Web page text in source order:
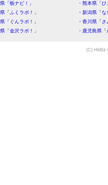
「栃ナビ！」
・熊本県「
「ふくラボ！」
・新潟県「
「ぐんラボ！」
・香川県「
「金沢ラボ！」
・鹿児島県
(C) HitBit